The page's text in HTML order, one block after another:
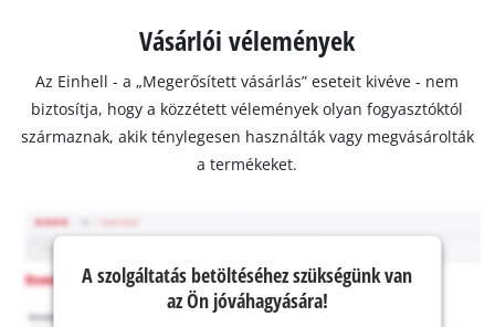
Vásárlói vélemények
Az Einhell - a „Megerősített vásárlás” eseteit kivéve - nem
biztosítja, hogy a közzétett vélemények olyan fogyasztóktól
származnak, akik ténylegesen használták vagy megvásárolták
a termékeket.
A szolgáltatás betöltéséhez szükségünk van
az Ön jóváhagyására!